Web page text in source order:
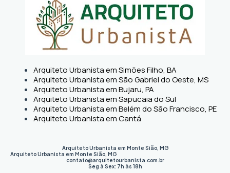
Arquiteto Urbanista em Simões Filho, BA
Arquiteto Urbanista em São Gabriel do Oeste, MS
Arquiteto Urbanista em Bujaru, PA
Arquiteto Urbanista em Sapucaia do Sul
Arquiteto Urbanista em Belém do São Francisco, PE
Arquiteto Urbanista em Cantá
Arquiteto Urbanista em Monte Sião, MG
Arquiteto Urbanista em Monte Sião, MG
contato@arquitetourbanista.com.br
Seg à Sex: 7h às 18h